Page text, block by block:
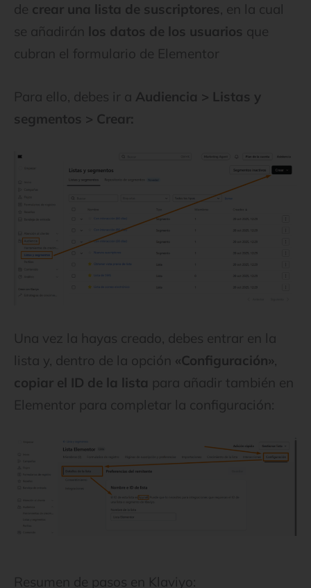
de crear una lista de suscriptores, en la cual
se añadirán los datos de los usuarios que
cubran el formulario de Elementor
Para ello, debes ir a Audiencia > Listas y
segmentos > Crear:
Una vez la hayas creado, debes entrar en la
lista y, dentro de la opción «Configuración»,
copiar el ID de la lista para añadir también en
Elementor para completar la configuración:
Resumen de pasos en Klaviyo: